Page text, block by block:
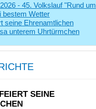
- 45. Volkslauf "Rund um
bestem Wetter
seine Ehrenamtlichen
unterem Uhrtürmchen
SEINE